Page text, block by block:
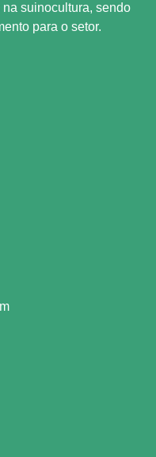
suinocultura, sendo
para o setor.